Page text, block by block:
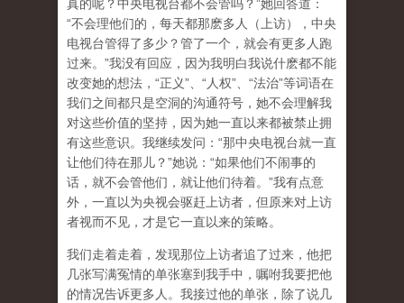
真的呢？中央电视台都不会管吗？”她回答道：
“不会理他们的，每天都那麽多人（上访），中央
电视台管得了多少？管了一个，就会有更多人跑
过来。”我没有回应，因为我明白我说什麽都不能
改变她的想法，“正义”、“人权”、“法治”等词语在
我们之间都只是空洞的沟通符号，她不会理解我
对这些价值的坚持，因为她一直以来都被禁止拥
有这些意识。我继续发问：“那中央电视台就一直
让他们待在那儿？”她说：“如果他们不闹事的
话，就不会管他们，就让他们待着。”我有点意
外，一直以为央视会驱赶上访者，但原来对上访
者视而不见，才是它一直以来的策略。
我们走着走着，发现那位上访者追了过来，他把
几张写满冤情的单张塞到我手中，嘱咐我要把他
的情况告诉更多人。我接过他的单张，除了说几